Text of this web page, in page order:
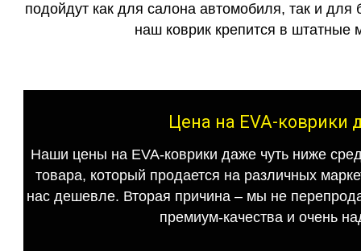
подойдут как для салона автомобиля, так и для
наш коврик крепится в штатные
Цена на EVA-коврики
Наши цены на EVA-коврики даже чуть ниже
товара, который продается на различных
нас дешевле. Вторая причина – мы не
премиум-качества и очень